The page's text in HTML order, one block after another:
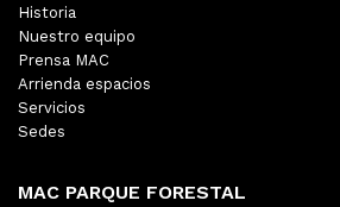
Historia
Nuestro equipo
Prensa MAC
Arrienda espacios
Servicios
Sedes
MAC PARQUE FORESTAL